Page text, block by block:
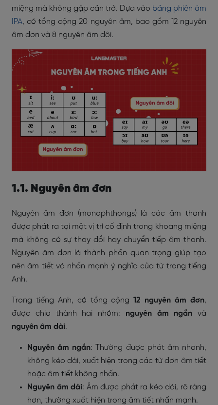
miệng mà không gặp cản trở. Dựa vào bảng phiên âm
IPA, có tổng cộng 20 nguyên âm, bao gồm 12 nguyên
âm đơn và 8 nguyên âm đôi.
1.1. Nguyên âm đơn
Nguyên âm đơn (monophthongs) là các âm thanh
được phát ra tại một vị trí cố định trong khoang miệng
mà không có sự thay đổi hay chuyển tiếp âm thanh.
Nguyên âm đơn là thành phần quan trọng giúp tạo
nên âm tiết và nhấn mạnh ý nghĩa của từ trong tiếng
Anh.
Trong tiếng Anh, có tổng cộng12 nguyên âm đơn,
được chia thành hai nhóm: nguyên âm ngắn và
nguyên âm dài.
Nguyên âm ngắn: Thường được phát âm nhanh,
không kéo dài, xuất hiện trong các từ đơn âm tiết
hoặc âm tiết không nhấn.
Nguyên âm dài: Âm được phát ra kéo dài, rõ ràng
hơn, thường xuất hiện trong âm tiết nhấn mạnh.